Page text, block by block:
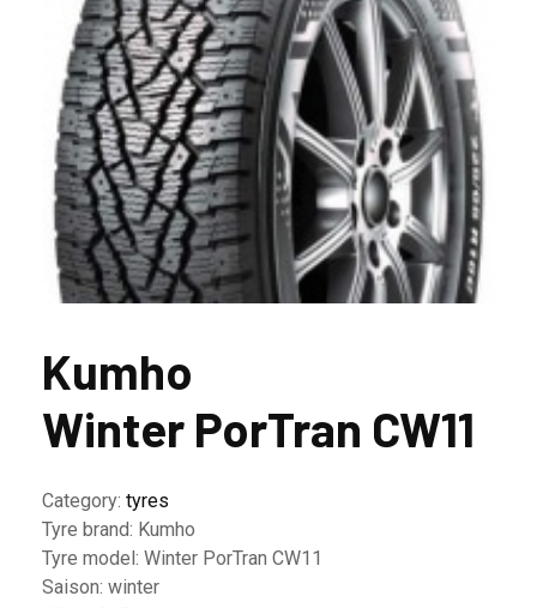
Kumho
Winter PorTran CW11
Category: tyres
Tyre brand: Kumho
Tyre model: Winter PorTran CW11
Saison: winter